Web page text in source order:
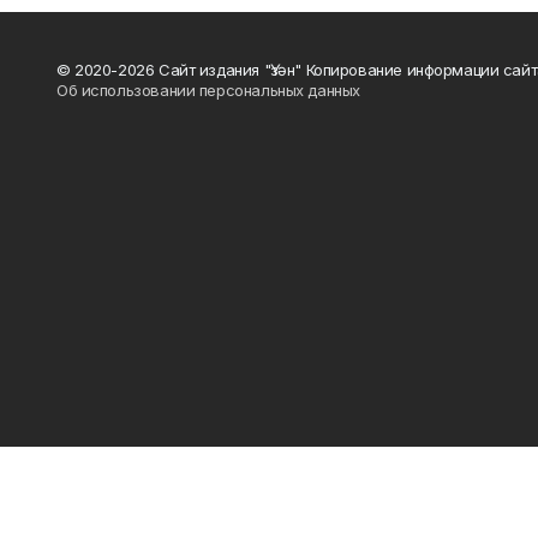
© 2020-2026 Сайт издания "Үзән" Копирование информации
Об использовании персональных данных